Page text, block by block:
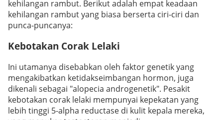
kehilangan rambut. Berikut adalah empat keadaan
kehilangan rambut yang biasa berserta ciri-ciri dan
punca-puncanya:
Kebotakan Corak Lelaki
Ini utamanya disebabkan oleh faktor genetik yang
mengakibatkan ketidakseimbangan hormon, juga
dikenali sebagai "alopecia androgenetik". Pesakit
kebotakan corak lelaki mempunyai kepekatan yang
lebih tinggi 5-alpha reductase di kulit kepala mereka,